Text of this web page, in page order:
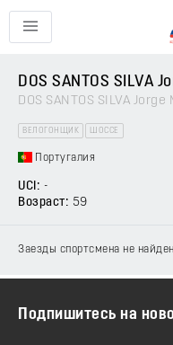
DOS SANTOS SILVA
DOS SANTOS SILVA Jorge
ВЕЛОГОНЩИК ШОССЕ
Португалия
UCI: -
Возраст: 59
Заезды спортсмена не
Подпишитесь на